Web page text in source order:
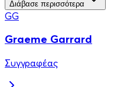
Διάβασε περισσότερα
GG
Graeme Garrard
Συγγραφέας